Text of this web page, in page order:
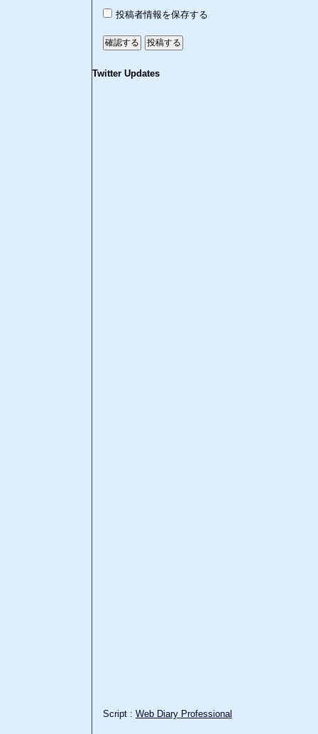
投稿者情報を保存する
Twitter Updates
Script : Web Diary Professional